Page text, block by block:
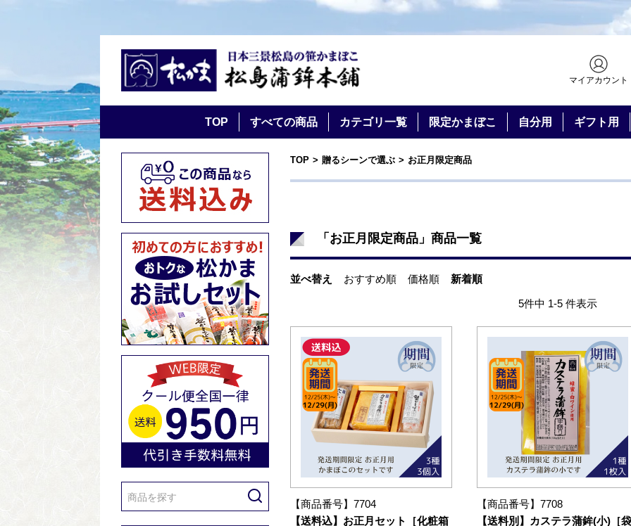
マイアカウント
TOP すべての商品 カテゴリ一覧 限定かまぼこ 自分用 ギフト用
TOP 贈るシーンで選ぶ お正月限定商品
「お正月限定商品」商品一覧
並べ替え おすすめ順 価格順 新着順
5件中 1-5 件表示
【商品番号】7704
【送料込】お正月セット［化粧箱
【商品番号】7708
【送料別】カステラ蒲鉾(小)［袋